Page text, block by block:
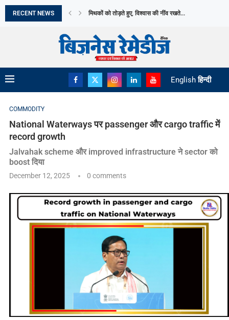
RECENT NEWS मिथकों को तोड़ते हुए, विश्वास की नींव रखते...
English हिन्दी
COMMODITY
National Waterways पर passenger और cargo traffic में
record growth
Jalvahak scheme और improved infrastructure ने sector को
boost दिया
December 12, 2025 0 comments